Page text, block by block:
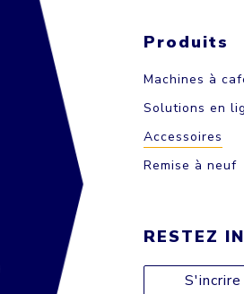
Produits
Machines à
Solutions en
Accessoires
Remise à neuf
RESTEZ